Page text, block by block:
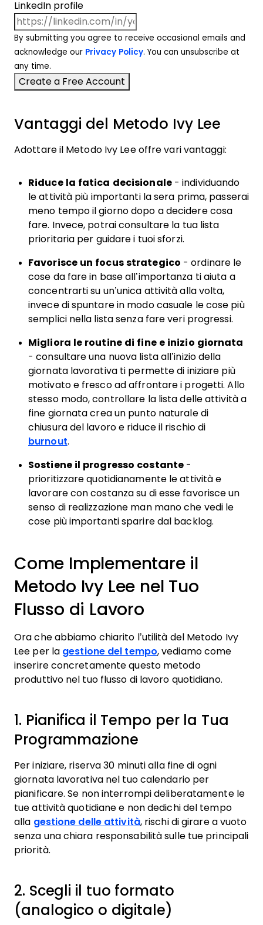
LinkedIn profile
By submitting you agree to receive occasional emails and
acknowledge our Privacy Policy. You can unsubscribe at
any time.
Vantaggi del Metodo Ivy Lee
Adottare il Metodo Ivy Lee offre vari vantaggi:
Riduce la fatica decisionale - individuando
le attività più importanti la sera prima, passerai
meno tempo il giorno dopo a decidere cosa
fare. Invece, potrai consultare la tua lista
prioritaria per guidare i tuoi sforzi.
Favorisce un focus strategico - ordinare le
cose da fare in base all’importanza ti aiuta a
concentrarti su un’unica attività alla volta,
invece di spuntare in modo casuale le cose più
semplici nella lista senza fare veri progressi.
Migliora le routine di fine e inizio giornata
- consultare una nuova lista all’inizio della
giornata lavorativa ti permette di iniziare più
motivato e fresco ad affrontare i progetti. Allo
stesso modo, controllare la lista delle attività a
fine giornata crea un punto naturale di
chiusura del lavoro e riduce il rischio di
burnout.
Sostiene il progresso costante -
prioritizzare quotidianamente le attività e
lavorare con costanza su di esse favorisce un
senso di realizzazione man mano che vedi le
cose più importanti sparire dal backlog.
Come Implementare il
Metodo Ivy Lee nel Tuo
Flusso di Lavoro
Ora che abbiamo chiarito l’utilità del Metodo Ivy
Lee per la gestione del tempo, vediamo come
inserire concretamente questo metodo
produttivo nel tuo flusso di lavoro quotidiano.
1. Pianifica il Tempo per la Tua
Programmazione
Per iniziare, riserva 30 minuti alla fine di ogni
giornata lavorativa nel tuo calendario per
pianificare. Se non interrompi deliberatamente le
tue attività quotidiane e non dedichi del tempo
alla gestione delle attività, rischi di girare a vuoto
senza una chiara responsabilità sulle tue principali
priorità.
2. Scegli il tuo formato
(analogico o digitale)